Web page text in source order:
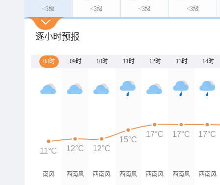
<3级 <3级 <3级 <3级
逐小时预报
08时 09时 10时 11时 12时 13时 14时
南风 西南风 西南风 西南风 西南风 西南风 西南风
11°C 12°C 12°C
15°C
17°C 17°C 17°C